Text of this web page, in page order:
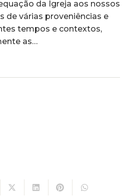
da Igreja aos nossos
de várias proveniências e
tempos e contextos,
as…